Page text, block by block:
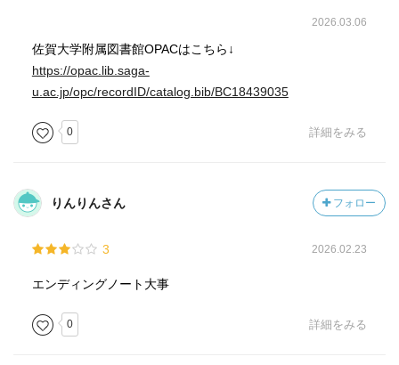
2026.03.06
佐賀大学附属図書館OPACはこちら↓
https://opac.lib.saga-
u.ac.jp/opc/recordID/catalog.bib/BC18439035
0 詳細をみる
りんりんさん フォロー
3 2026.02.23
エンディングノート大事
0 詳細をみる